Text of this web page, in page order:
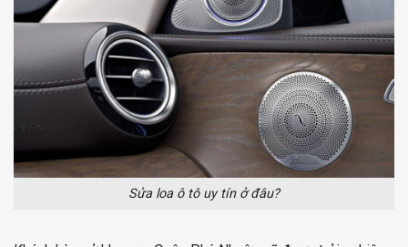
Sửa loa ô tô uy tín ở đâu?